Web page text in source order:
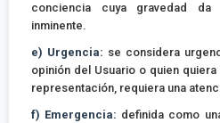
conciencia cuya gravedad
inminente.
e) Urgencia: se considera
opinión del Usuario o quien
representación, requiera una
f) Emergencia: definida como